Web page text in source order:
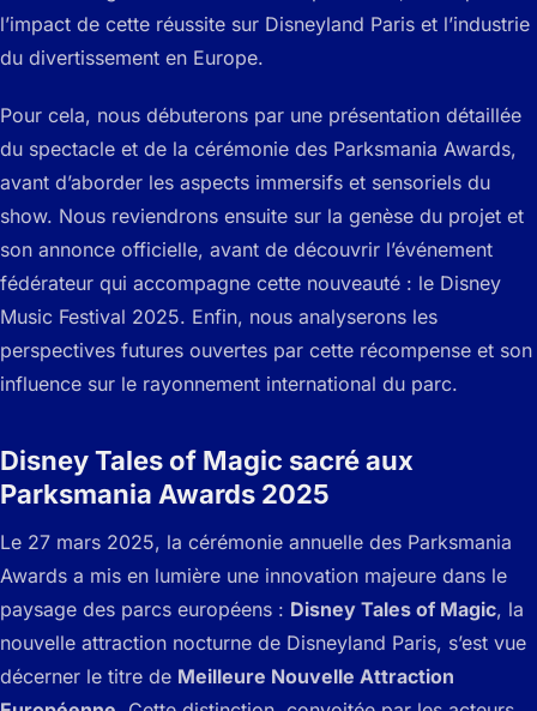
l’impact de cette réussite sur Disneyland Paris et l’industrie
du divertissement en Europe.
Pour cela, nous débuterons par une présentation détaillée
du spectacle et de la cérémonie des Parksmania Awards,
avant d’aborder les aspects immersifs et sensoriels du
show. Nous reviendrons ensuite sur la genèse du projet et
son annonce officielle, avant de découvrir l’événement
fédérateur qui accompagne cette nouveauté : le Disney
Music Festival 2025. Enfin, nous analyserons les
perspectives futures ouvertes par cette récompense et son
influence sur le rayonnement international du parc.
Disney Tales of Magic sacré aux
Parksmania Awards 2025
Le 27 mars 2025, la cérémonie annuelle des Parksmania
Awards a mis en lumière une innovation majeure dans le
paysage des parcs européens : Disney Tales of Magic, la
nouvelle attraction nocturne de Disneyland Paris, s’est vue
décerner le titre de Meilleure Nouvelle Attraction